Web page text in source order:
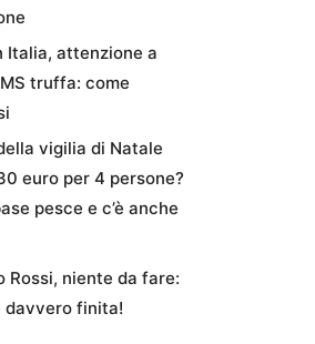
Italia, attenzione a
truffa: come
vigilia di Natale
euro per 4 persone?
pesce e c’è anche
Rossi, niente da fare:
davvero finita!